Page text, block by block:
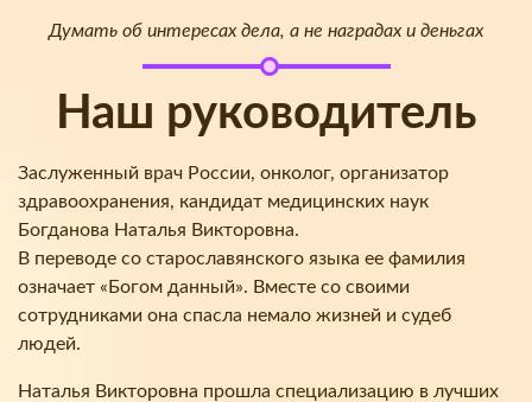
Думать об интересах дела, а не наградах и деньгах
Наш руководитель
Заслуженный врач России, онколог, организатор
здравоохранения, кандидат медицинских наук
Богданова Наталья Викторовна.
В переводе со старославянского языка ее фамилия
означает «Богом данный». Вместе со своими
сотрудниками она спасла немало жизней и судеб
людей.
Наталья Викторовна прошла специализацию в лучших